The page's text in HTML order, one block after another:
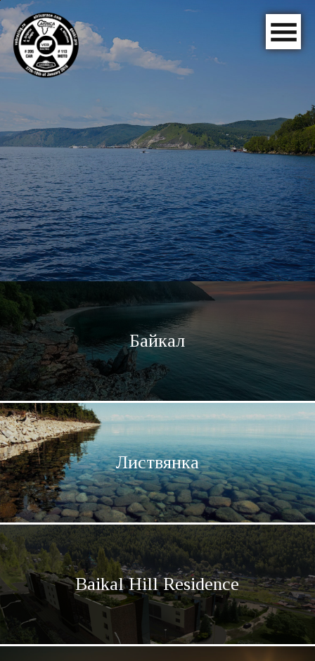
Главная
Биография
Ралли
Байкал
1642
Эльбрус
5642
Контакты
Байкал
Листвянка
Baikal Hill Residence